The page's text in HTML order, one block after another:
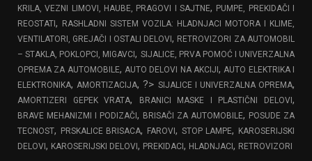
KRILA, VEZNI LIMOVI, HAUBE, PRAGOVI I SAJTNE, PUMPE, PREKIDAČI I
REOSTATI ,
RASHLADNI SISTEM VOZILA: HLADNJACI MOTORA I KLIME,
VENTILATORI, GREJAČI I OSTALI DELOVI, RETROVIZORI ZA AUTOMOBIL
– STAKLA, POKLOPCI, MIGAVCI, SIJALICE, PRVA POMOĆ I UNIVERZALNA
OPREMA ZA AUTOMOBILE,AUTO DELOVI NA AKCIJI,AUTO ELEKTRIKA I
ELEKTRONIKA,AMORTIZACIJA, ?> SIJALICE I UNIVERZALNA OPREMA,
AMORTIZERI GEPEK VRATA, BRANICI MASKE I PLASTIČNI DELOVI,
BRAVE MEHANIZMI I PODIZAČI , BRISAČI ZA AUTOMOBILE, POSUDE ZA
TECNOST, PRSKALICE BRISACA, FAROVI, STOP LAMPE,
KAROSERIJSKI
DELOVI , KAROSERIJSKI DELOVI , PREKIDACI , HLADNJACI , RETROVIZORI